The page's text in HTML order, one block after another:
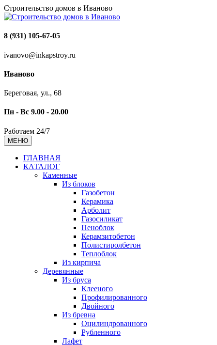
Строительство домов в Иваново
8 (931) 105-67-05
ivanovo@inkapstroy.ru
Иваново
Береговая, ул., 68
Пн - Вс 9.00 - 20.00
Работаем 24/7
МЕНЮ
ГЛАВНАЯ
КАТАЛОГ
Каменные
Из блоков
Газобетон
Керамика
Арболит
Газосиликат
Пеноблок
Керамзитобетон
Полистиролбетон
Теплоблок
Из кирпича
Деревянные
Из бруса
Клееного
Профилированного
Двойного
Из бревна
Оцилиндрованного
Рубленного
Лафет